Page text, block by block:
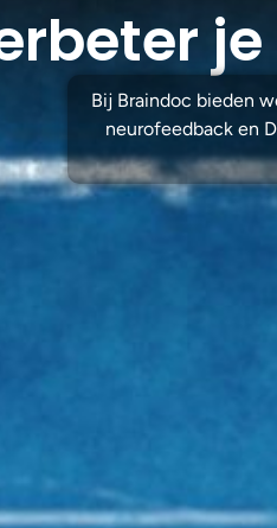
Bij Braindoc bieden
neurofeedback en